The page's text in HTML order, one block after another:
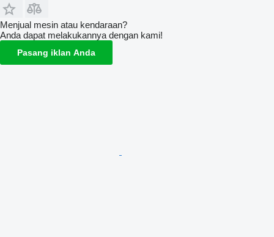
Menjual mesin atau kendaraan?
Anda dapat melakukannya dengan kami!
Pasang iklan Anda